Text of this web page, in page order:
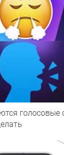
голосовые